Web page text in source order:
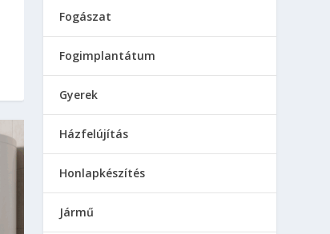
Fogászat
Fogimplantátum
Gyerek
Házfelújítás
Honlapkészítés
Jármű